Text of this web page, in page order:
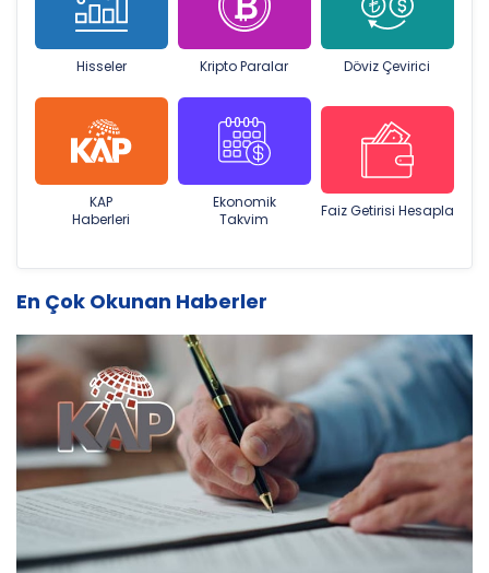
Hisseler Kripto Paralar Döviz Çevirici
KAP
Haberleri
Ekonomik
Takvim
Faiz Getirisi Hesapla
En Çok Okunan Haberler